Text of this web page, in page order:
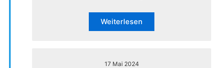
Weiterlesen
17 Mai 2024